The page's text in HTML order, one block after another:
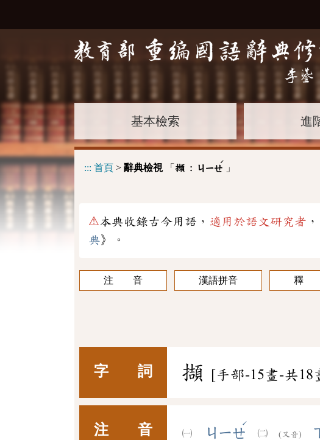
基本檢索 進
::: 首頁 > 辭典檢視「 擷 : ㄐㄧㄝ
ˊ
」
⚠本典收錄古今用語， 適用於語文研究者
典》。
注 音 漢語拼音 釋
字 詞 擷 [手部-15畫-共18
注 音 ㄐㄧㄝ
ˊ
(又音)